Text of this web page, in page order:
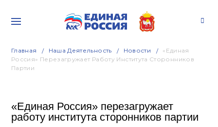
Главная Наша Деятельность Новости
«Единая
Россия» Перезагружает Работу Института Сторонников
Партии
«Единая Россия» перезагружает
работу института сторонников партии